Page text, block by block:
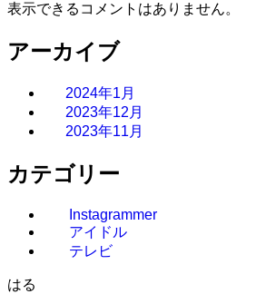
表示できるコメントはありません。
アーカイブ
2024年1月
2023年12月
2023年11月
カテゴリー
Instagrammer
アイドル
テレビ
はる